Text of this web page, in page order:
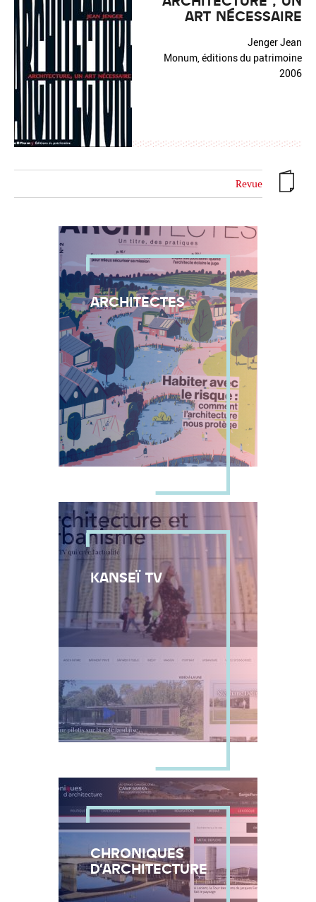
ART NÉCESSAIRE
Jenger Jean
Monum, éditions du patrimoine
2006
Revue
ARCHITECTES
KANSEÏ TV
CHRONIQUES
D'ARCHITECTURE